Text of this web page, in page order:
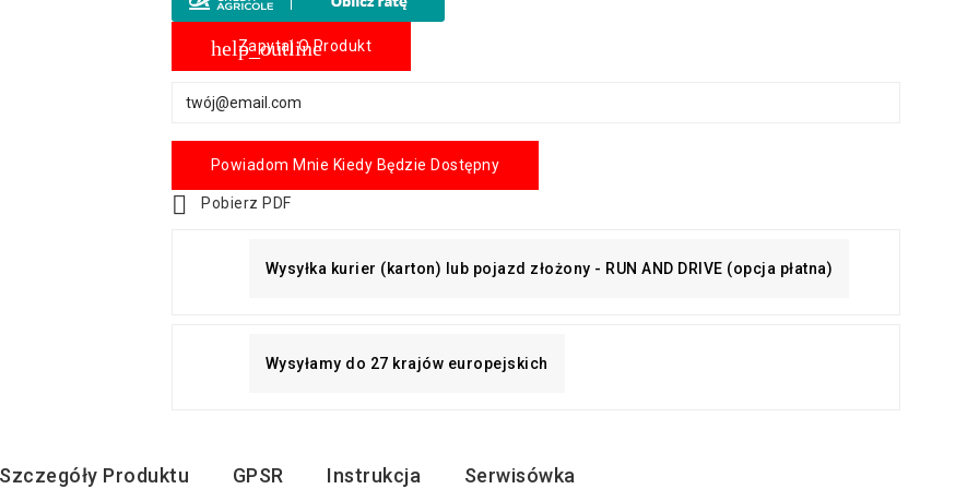
help_outline
Zapytaj O Produkt
Powiadom Mnie Kiedy Będzie Dostępny
 Pobierz PDF
Wysyłka kurier (karton) lub pojazd złożony - RUN AND DRIVE (opcja płatna)
Wysyłamy do 27 krajów europejskich
Szczegóły Produktu GPSR Instrukcja Serwisówka